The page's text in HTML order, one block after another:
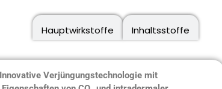
Hauptwirkstoffe
Inhaltsstoffe
Verjüngungstechnologie mit